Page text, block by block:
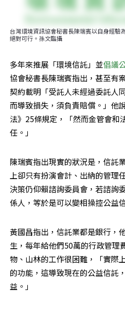
台灣環境資訊協會秘書長陳瑞賓以自身經驗
絕對可行。孫文臨攝
多年來推展「環境信託」並倡議
協會秘書長陳瑞賓指出，甚至有
契約載明「受託人未經過委託人
而導致損失，須負責賠償。」他
法》25條規定，「然而金管會和
任。」
陳瑞賓指出現實的狀況是，信託
上卻只有扮演會計、出納的管理
決策仍仰賴諮詢委員會，若諮詢
係人，等於是可以變相操控公益
黃國昌指出，信託業都是銀行，
生，每年給他們50萬的行政管理
物、山林的工作很困難，「實際
的功能，這導致現在的公益信託
益。」